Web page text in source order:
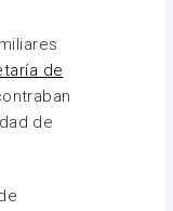
de
de